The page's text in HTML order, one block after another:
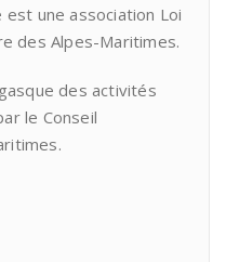
une association Loi
des Alpes-Maritimes.
des activités
le Conseil